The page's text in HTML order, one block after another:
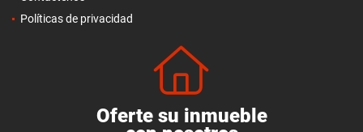
Políticas de privacidad
Oferte su inmueble